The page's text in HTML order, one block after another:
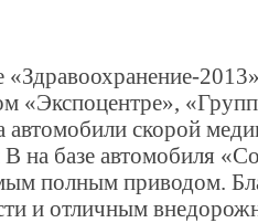
«Здравоохранение-
«Экспоцентре»,
автомобили скорой
В на базе автомобиля
полным приводом.
и отличным